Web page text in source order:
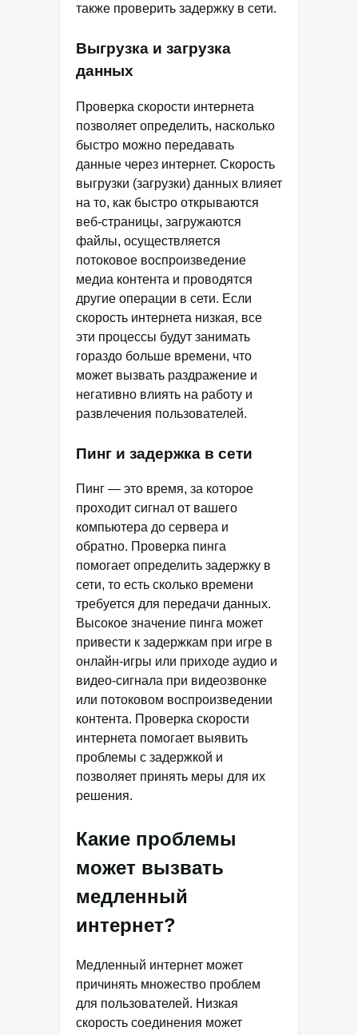
также проверить задержку в сети.
Выгрузка и загрузка
данных
Проверка скорости интернета
позволяет определить, насколько
быстро можно передавать
данные через интернет. Скорость
выгрузки (загрузки) данных влияет
на то, как быстро открываются
веб-страницы, загружаются
файлы, осуществляется
потоковое воспроизведение
медиа контента и проводятся
другие операции в сети. Если
скорость интернета низкая, все
эти процессы будут занимать
гораздо больше времени, что
может вызвать раздражение и
негативно влиять на работу и
развлечения пользователей.
Пинг и задержка в сети
Пинг — это время, за которое
проходит сигнал от вашего
компьютера до сервера и
обратно. Проверка пинга
помогает определить задержку в
сети, то есть сколько времени
требуется для передачи данных.
Высокое значение пинга может
привести к задержкам при игре в
онлайн-игры или приходе аудио и
видео-сигнала при видеозвонке
или потоковом воспроизведении
контента. Проверка скорости
интернета помогает выявить
проблемы с задержкой и
позволяет принять меры для их
решения.
Какие проблемы
может вызвать
медленный
интернет?
Медленный интернет может
причинять множество проблем
для пользователей. Низкая
скорость соединения может